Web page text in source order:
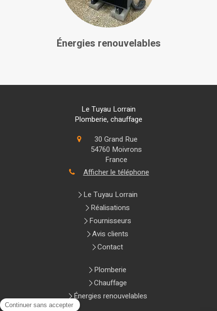
Énergies renouvelables
Le Tuyau Lorrain
Plomberie, chauffage
30 Grand Rue
54760 Moivrons
France
Afficher le téléphone
Le Tuyau Lorrain
Réalisations
Fournisseurs
Avis clients
Contact
Plomberie
Chauffage
Énergies renouvelables